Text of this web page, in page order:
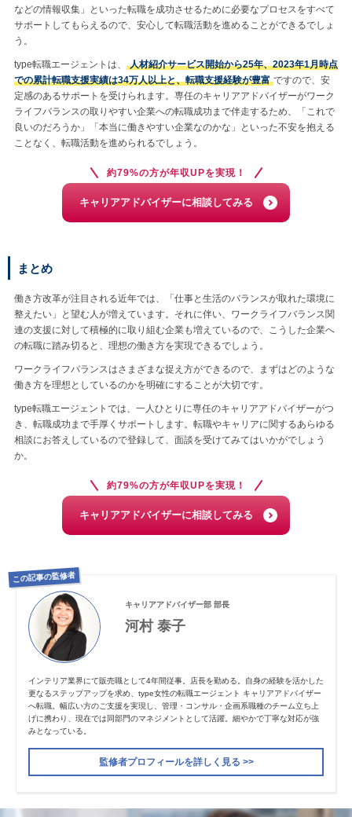
などの情報収集」といった転職を成功させるために必要なプロセスをすべて
サポートしてもらえるので、安心して転職活動を進めることができるでしょ
う。
type転職エージェントは、
人材紹介サービス開始から25年、2023年1月時点
での累計転職支援実績は34万人以上と、転職支援経験が豊富 ですので、安
定感のあるサポートを受けられます。専任のキャリアアドバイザーがワーク
ライフバランスの取りやすい企業への転職成功まで伴走するため、「これで
良いのだろうか」「本当に働きやすい企業なのかな」といった不安を抱える
ことなく、転職活動を進められるでしょう。
約79%の方が年収UPを実現！
キャリアアドバイザーに相談してみる
まとめ
働き方改革が注目される近年では、「仕事と生活のバランスが取れた環境に
整えたい」と望む人が増えています。それに伴い、ワークライフバランス関
連の支援に対して積極的に取り組む企業も増えているので、こうした企業へ
の転職に踏み切ると、理想の働き方を実現できるでしょう。
ワークライフバランスはさまざまな捉え方ができるので、まずはどのような
働き方を理想としているのかを明確にすることが大切です。
type転職エージェントでは、一人ひとりに専任のキャリアアドバイザーがつ
き、転職成功まで手厚くサポートします。転職やキャリアに関するあらゆる
相談にお答えしているので登録して、面談を受けてみてはいかがでしょう
か。
約79%の方が年収UPを実現！
キャリアアドバイザーに相談してみる
この記事の監修者
キャリアアドバイザー部 部長
河村 泰子
インテリア業界にて販売職として4年間従事。店長を勤める。自身の経験を活かした
更なるステップアップを求め、type女性の転職エージェント キャリアアドバイザー
へ転職。幅広い方のご支援を実現し、管理・コンサル・企画系職種のチーム立ち上
げに携わり、現在では同部門のマネジメントとして活躍。細やかで丁寧な対応が強
みとなっている。
監修者プロフィールを詳しく見る >>